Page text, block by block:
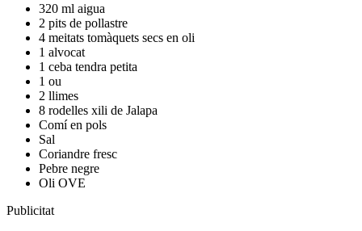
320 ml aigua
2 pits de pollastre
4 meitats tomàquets secs en oli
1 alvocat
1 ceba tendra petita
1 ou
2 llimes
8 rodelles xili de Jalapa
Comí en pols
Sal
Coriandre fresc
Pebre negre
Oli OVE
Publicitat